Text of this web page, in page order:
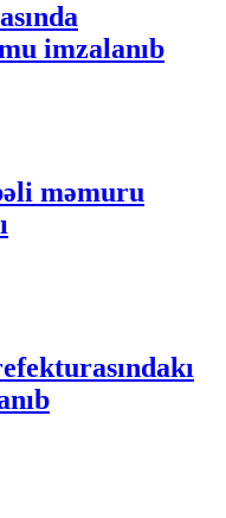
imzalanıb
məmuru